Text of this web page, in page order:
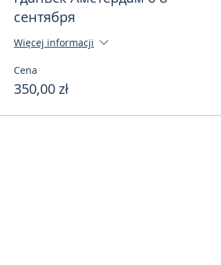
сентября
Więcej informacji
Cena
350,00 zł